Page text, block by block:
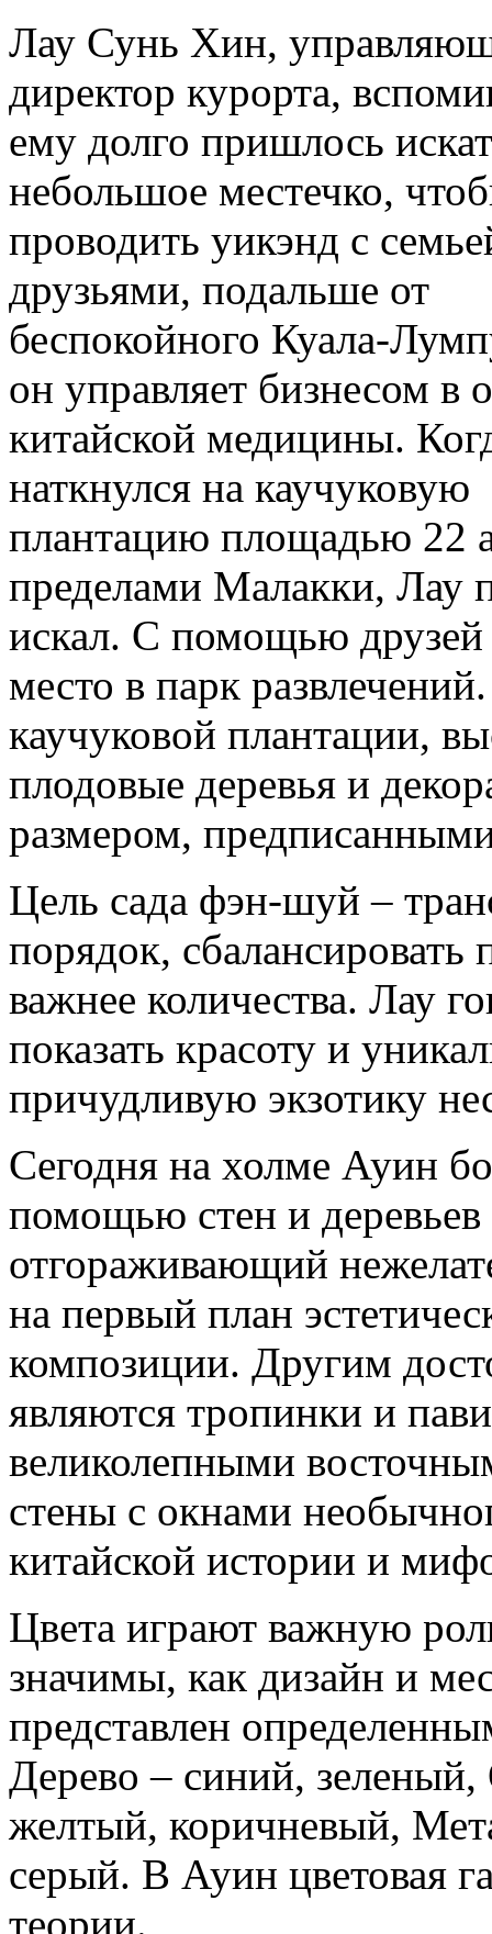
Лау Сунь Хин,
директор курорта,
ему долго пришлось
небольшое местечко,
проводить уикэнд с
друзьями, подальше от
беспокойного Куала-
он управляет бизнесом в
китайской медицины.
наткнулся на каучуковую
плантацию площадью 22
пределами Maлакки, Лау
искал. С помощью друзей
место в парк
каучуковой плантации,
плодовые деревья и
размером,
Цель сада фэн-шуй –
порядок, сбалансировать
важнее количества. Лау
показать красоту и
причудливую экзотику
Сегодня на холме Ауин
помощью стен и деревьев
отгораживающий
на первый план
композиции. Другим
являются тропинки и
великолепными
стены с окнами
китайской истории и
Цвета играют важную
значимы, как дизайн и
представлен
Дерево – синий,
желтый, коричневый,
серый. В Ауин цветовая
теории.